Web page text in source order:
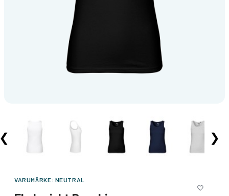
❯
VARUMÄRKE: NEUTRAL